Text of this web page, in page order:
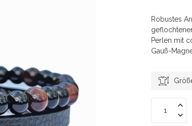
Robustes
Perlen mit
Gauß-